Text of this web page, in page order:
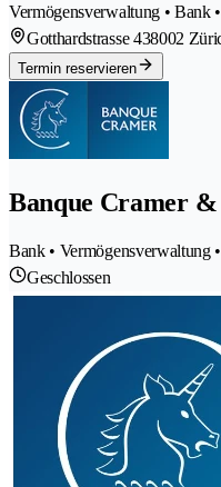
Vermögensverwaltung • Bank
Gotthardstrasse 438002
Termin reservieren
Banque Cramer &
Bank • Vermögensverwaltung
Geschlossen